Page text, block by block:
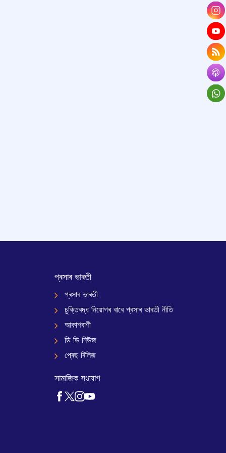
প্ৰসাৰ ভাৰতী
প্ৰসাৰ ভাৰতী
চুক্তিবদ্ধ নিয়োগৰ বাবে প্ৰসাৰ ভাৰতী নীতি
আকাশবাণী
ডি ডি নিউজ
প্ৰেছ ৰিলিজ
সামাজিক সংযোগ